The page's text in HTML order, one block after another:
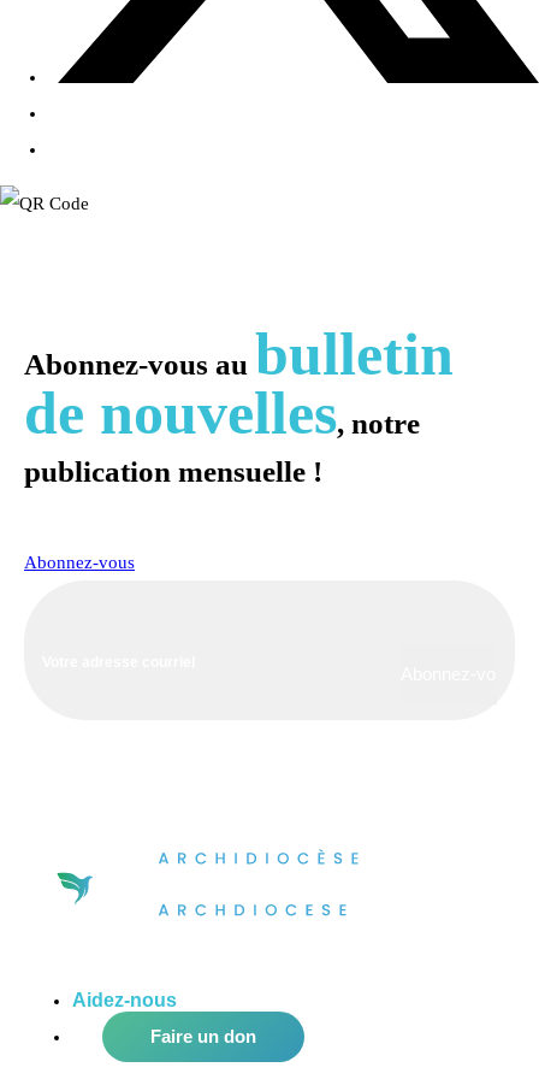
Abonnez-vous au bulletin
de nouvelles, notre
publication mensuelle !
Abonnez-vous
Aidez-nous
Faire un don